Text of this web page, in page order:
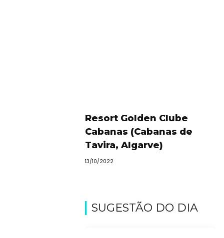
Resort Golden Clube
Cabanas (Cabanas de
Tavira, Algarve)
13/10/2022
SUGESTÃO DO DIA